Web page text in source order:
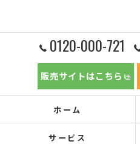
0120-000-721
販売サイトはこちら
ホーム
サービス